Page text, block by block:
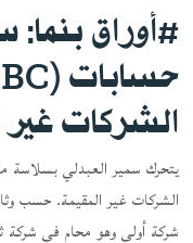
#أوراق بنما:
الشركات غير
يتحرك سمير العبدلي بسلاسة
الشركات غير المقيمة. حسب
شركة أولى وهو محام في شركة